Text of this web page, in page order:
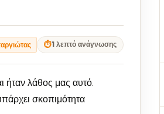
⏱1 λεπτό ανάγνωσης
ήταν λάθος μας αυτό.
σκοπιμότητα